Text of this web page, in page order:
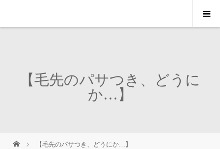
【毛先のパサつき、どうに
か…】
【毛先のパサつき、どうにか…】